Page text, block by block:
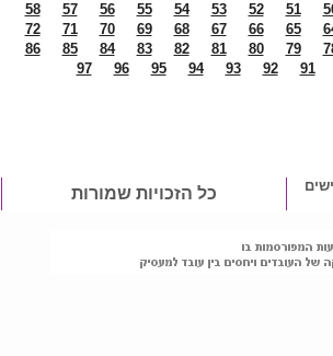
51
52
53
54
55
56
57
58
65
66
67
68
69
70
71
72
79
80
81
82
83
84
85
86
91
92
93
94
95
96
97
כל הזכויות שמורות